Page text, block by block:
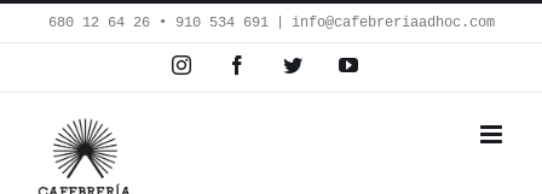
Saltar
al
contenido
680 12 64 26‬ • 910 534 691 info@cafebreriaadhoc.com
InstagramFacebookTwitterYouTube